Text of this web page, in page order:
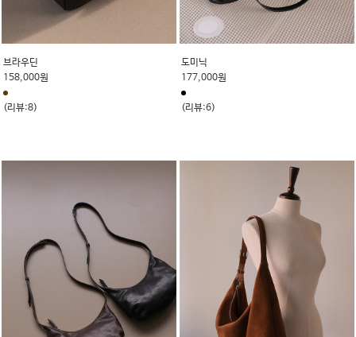
브라우딘
158,000원
(리뷰:8)
도미닉
177,000원
(리뷰:6)